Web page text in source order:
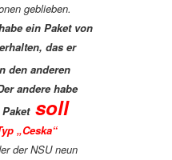
geblieben.
ein Paket von
das er
den anderen
andere habe
soll
„Ceska“
der NSU neun